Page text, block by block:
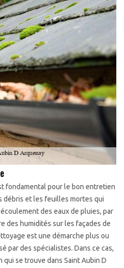
fondamental pour le bon entretien
débris et les feuilles mortes qui
des eaux de pluies, par
des humidités sur les façades de
est une démarche plus ou
par des spécialistes. Dans ce cas,
se trouve dans Saint Aubin D